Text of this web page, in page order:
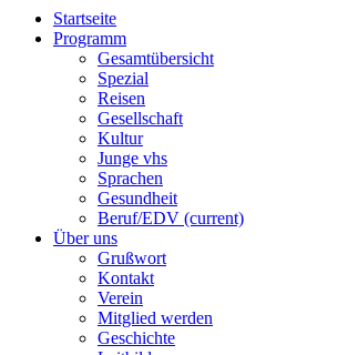
Startseite
Programm
Gesamtübersicht
Spezial
Reisen
Gesellschaft
Kultur
Junge vhs
Sprachen
Gesundheit
Beruf/EDV (current)
Über uns
Grußwort
Kontakt
Verein
Mitglied werden
Geschichte